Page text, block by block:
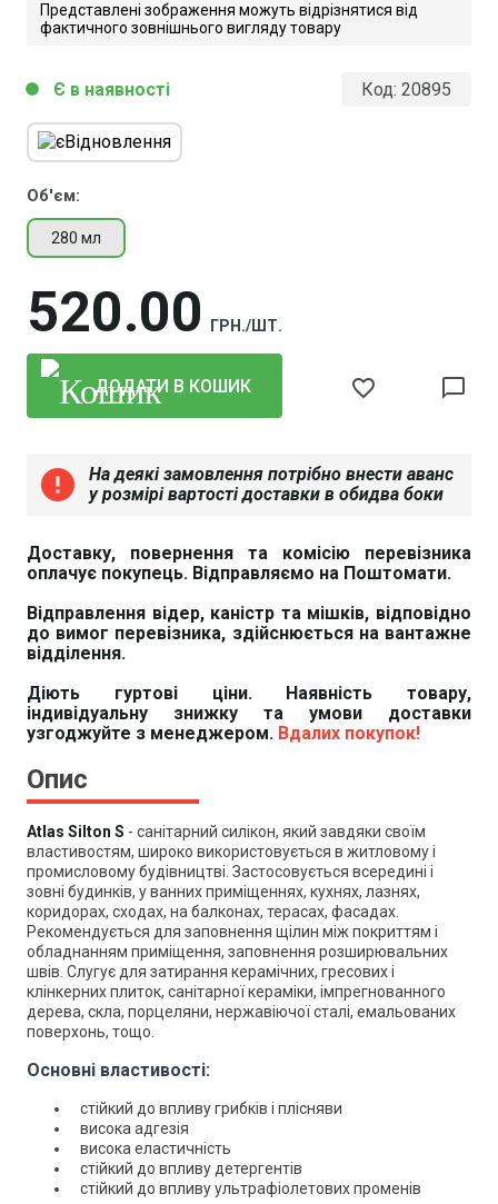
Atlas Silton S.
u043eu043fu0438u0441.
Завантажити файл у pdf-форматі
Розмір файлу 387 Kb
Представлені зображення можуть відрізнятися від
фактичного зовнішнього вигляду товару
Код: 20895
Об'єм:
280 мл
520 00 ГРН./ШТ.
circle Є в наявності
ДОДАТИ В КОШИК favorite_border chat_bubble_outline
error
На деякі замовлення потрібно внести аванс
у розмірі вартості доставки в обидва боки
Доставку, повернення та комісію перевізника
оплачує покупець. Відправляємо на Поштомати.
Відправлення відер, каністр та мішків, відповідно
до вимог перевізника, здійснюється на вантажне
відділення.
Діють гуртові ціни. Наявність товару,
індивідуальну знижку та умови доставки
узгоджуйте з менеджером. Вдалих покупок!
Опис
Atlas Silton S - санітарний силікон, який завдяки своїм
властивостям, широко використовується в житловому і
промисловому будівництві. Застосовується всередині і
зовні будинків, у ванних приміщеннях, кухнях, лазнях,
коридорах, сходах, на балконах, терасах, фасадах.
Рекомендується для заповнення щілин між покриттям і
обладнанням приміщення, заповнення розширювальних
швів. Слугує для затирання керамічних, гресових і
клінкерних плиток, санітарної кераміки, імпрегнованного
дерева, скла, порцеляни, нержавіючої сталі, емальованих
поверхонь, тощо.
Основні властивості:
стійкий до впливу грибків і плісняви
висока адгезія
висока еластичність
стійкий до впливу детергентів
стійкий до впливу ультрафіолетових променів